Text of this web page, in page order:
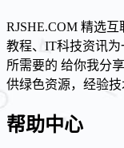
RJSHE.COM 精选
教程、IT科技资讯
所需要的 给你我分
供绿色资源，经验技
帮助中心